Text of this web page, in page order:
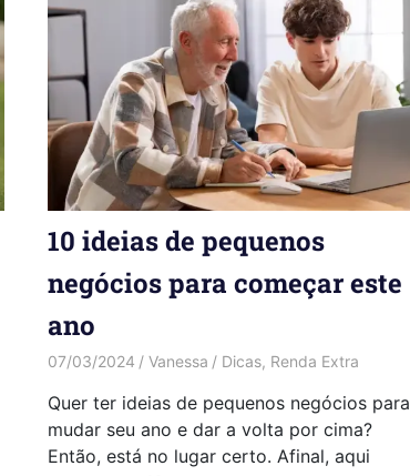
10 ideias de pequenos
negócios para começar este
ano
07/03/2024 Vanessa Dicas, Renda Extra
Quer ter ideias de pequenos negócios para
mudar seu ano e dar a volta por cima?
Então, está no lugar certo. Afinal, aqui